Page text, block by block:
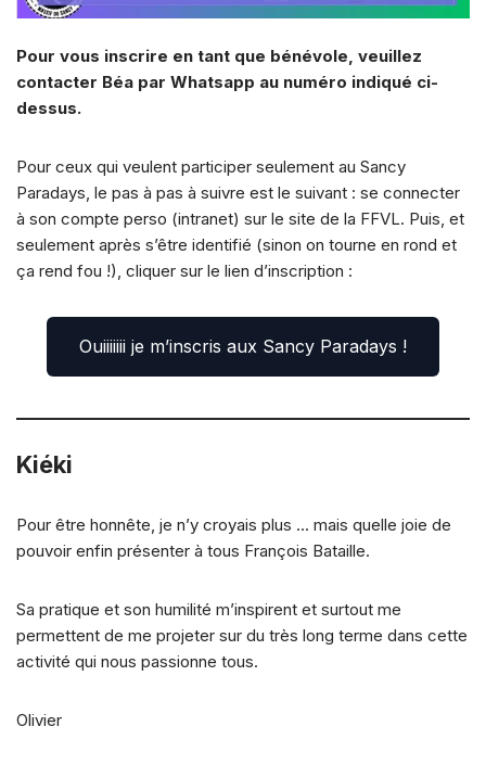
Pour vous inscrire en tant que bénévole, veuillez
contacter Béa par Whatsapp au numéro indiqué ci-
dessus.
Pour ceux qui veulent participer seulement au Sancy
Paradays, le pas à pas à suivre est le suivant : se connecter
à son compte perso (intranet) sur le site de la FFVL. Puis, et
seulement après s’être identifié (sinon on tourne en rond et
ça rend fou !), cliquer sur le lien d’inscription :
Ouiiiiiii je m’inscris aux Sancy Paradays !
Kiéki
Pour être honnête, je n’y croyais plus … mais quelle joie de
pouvoir enfin présenter à tous François Bataille.
Sa pratique et son humilité m’inspirent et surtout me
permettent de me projeter sur du très long terme dans cette
activité qui nous passionne tous.
Olivier